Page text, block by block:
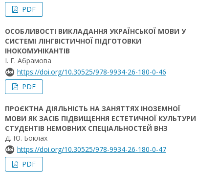
PDF
ОСОБЛИВОСТІ ВИКЛАДАННЯ УКРАЇНСЬКОЇ МОВИ У
СИСТЕМІ ЛІНГВІСТИЧНОЇ ПІДГОТОВКИ
ІНОКОМУНІКАНТІВ
І. Г. Абрамова
https://doi.org/10.30525/978-9934-26-180-0-46
PDF
ПРОЄКТНА ДІЯЛЬНІСТЬ НА ЗАНЯТТЯХ ІНОЗЕМНОЇ
МОВИ ЯК ЗАСІБ ПІДВИЩЕННЯ ЕСТЕТИЧНОЇ КУЛЬТУРИ
СТУДЕНТІВ НЕМОВНИХ СПЕЦІАЛЬНОСТЕЙ ВНЗ
Д. Ю. Боклах
https://doi.org/10.30525/978-9934-26-180-0-47
PDF